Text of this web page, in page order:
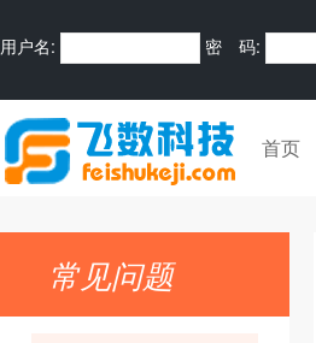
用户名: 密 码:
首页
常见问题